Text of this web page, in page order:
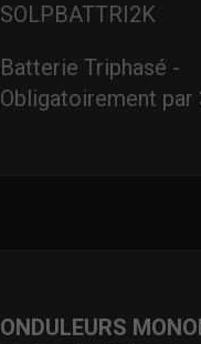
SOLPBATTRI2K
Batterie Triphasé -
Obligatoirement par
ONDULEURS